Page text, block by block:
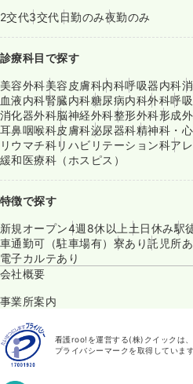
2交代3交代日勤のみ夜勤のみ
診療科目で探す
美容外科美容皮膚科内科呼吸器内科
血液内科腎臓内科糖尿病内科外科呼
消化器外科脳神経外科整形外科形成
耳鼻咽喉科皮膚科泌尿器科精神科・
リウマチ科リハビリテーション科ア
緩和医療科（ホスピス）
特徴で探す
新規オープン4週8休以上 土日休み駅
車通勤可（駐車場有） 寮あり託児所あ
電子カルテあり
会社概要
事業所案内
看護roo!を運営する(株)クイックは
プライバシーマークを取得しています